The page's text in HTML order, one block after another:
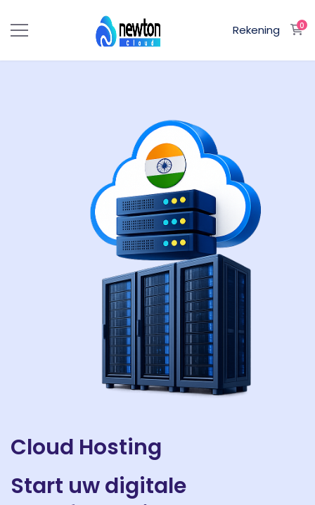
Rekening 0
Cloud Hosting
Start uw digitale